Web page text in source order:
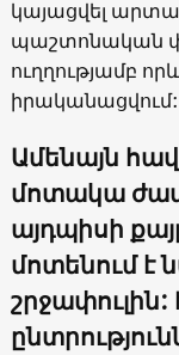
կայացվել
պաշտոնական
ուղղությամբ
իրականացվում:
Ամենայն
մոտակա
այդպիսի
մոտենում